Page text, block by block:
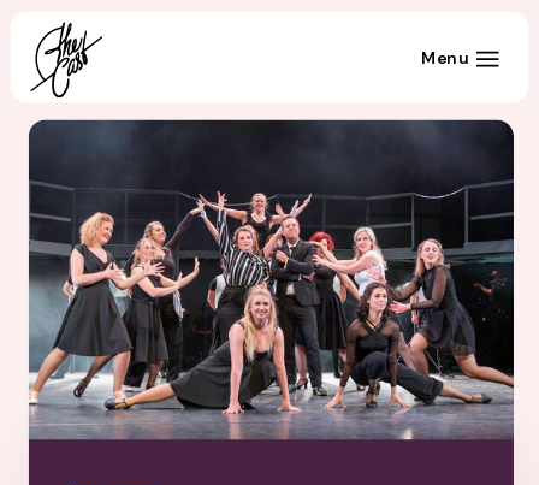
Menu